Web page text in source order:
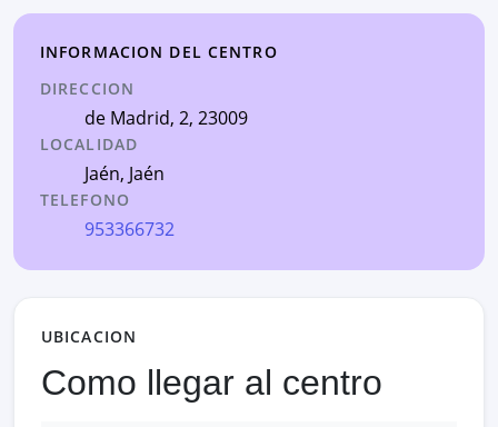
INFORMACION DEL CENTRO
DIRECCION
de Madrid, 2, 23009
LOCALIDAD
Jaén, Jaén
TELEFONO
953366732
UBICACION
Como llegar al centro